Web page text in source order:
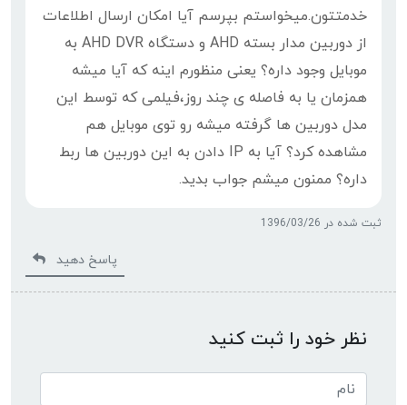
خدمتتون.میخواستم بپرسم آیا امکان ارسال اطلاعات
از دوربین مدار بسته AHD و دستگاه AHD DVR به
موبایل وجود داره؟ یعنی منظورم اینه که آیا میشه
همزمان یا به فاصله ی چند روز،فیلمی که توسط این
مدل دوربین ها گرفته میشه رو توی موبایل هم
مشاهده کرد؟ آیا به IP دادن به این دوربین ها ربط
داره؟ ممنون میشم جواب بدید.
ثبت شده در 1396/03/26
پاسخ دهید
نظر خود را ثبت کنید